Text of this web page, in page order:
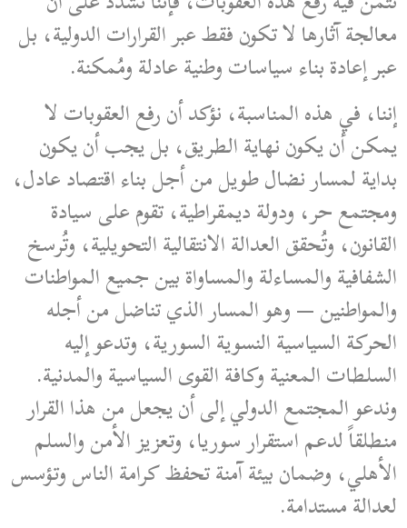
معالجة آثارها لا تكون فقط عبر القرارات الدولية، بل
عبر إعادة بناء سياسات وطنية عادلة ومُمكنة.
إننا، في هذه المناسبة، نؤكد أن رفع العقوبات لا
يمكن أن يكون نهاية الطريق، بل يجب أن يكون
بداية لمسار نضال طويل من أجل بناء اقتصاد عادل،
ومجتمع حر، ودولة ديمقراطية، تقوم على سيادة
القانون، وتُحقق العدالة الانتقالية التحويلية، وتُرسخ
الشفافية والمساءلة والمساواة بين جميع المواطنات
والمواطنين — وهو المسار الذي تناضل من أجله
الحركة السياسية النسوية السورية، وتدعو إليه
السلطات المعنية وكافة القوى السياسية والمدنية.
وندعو المجتمع الدولي إلى أن يجعل من هذا القرار
منطلقاً لدعم استقرار سوريا، وتعزيز الأمن والسلم
الأهلي، وضمان بيئة آمنة تحفظ كرامة الناس وتؤسس
لعدالة مستدامة.